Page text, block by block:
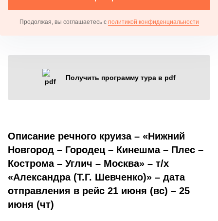
Продолжая, вы соглашаетесь с политикой конфиденциальности
Получить программу тура в pdf
Описание речного круиза – «Нижний
Новгород – Городец – Кинешма – Плес –
Кострома – Углич – Москва» – т/х
«Александра (Т.Г. Шевченко)» – дата
отправления в рейс 21 июня (вс) – 25
июня (чт)